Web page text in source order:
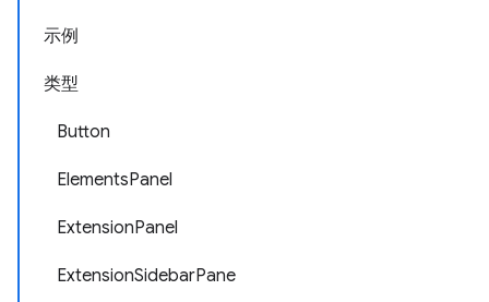
示例
类型
Button
ElementsPanel
ExtensionPanel
ExtensionSidebarPane